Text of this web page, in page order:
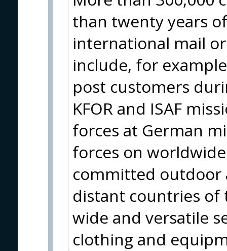
than twenty years
international mail
include, for
post customers
KFOR and ISAF
forces at German
forces on
committed outdoor
distant countries of
wide and versatile
clothing and